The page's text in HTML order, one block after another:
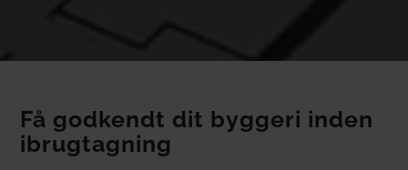
Få godkendt dit byggeri inden
ibrugtagning